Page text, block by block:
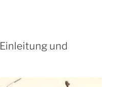
und